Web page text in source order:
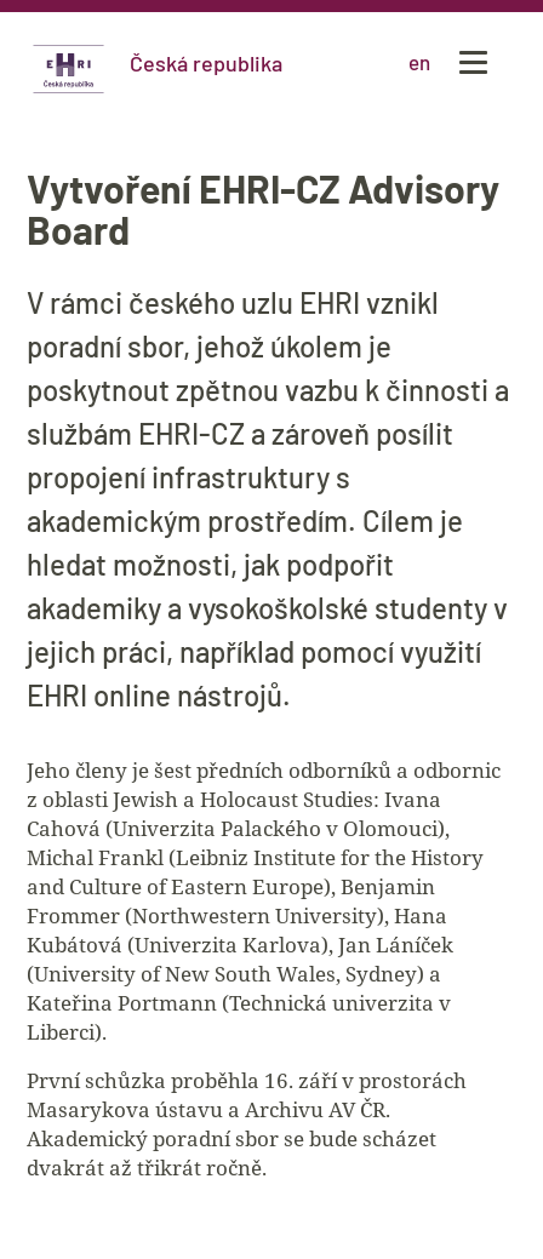
Česká republika en
Vytvoření EHRI-CZ Advisory
Board
V rámci českého uzlu EHRI vznikl
poradní sbor, jehož úkolem je
poskytnout zpětnou vazbu k činnosti a
službám EHRI-CZ a zároveň posílit
propojení infrastruktury s
akademickým prostředím. Cílem je
hledat možnosti, jak podpořit
akademiky a vysokoškolské studenty v
jejich práci, například pomocí využití
EHRI online nástrojů.
Jeho členy je šest předních odborníků a odbornic
z oblasti Jewish a Holocaust Studies: Ivana
Cahová (Univerzita Palackého v Olomouci),
Michal Frankl (Leibniz Institute for the History
and Culture of Eastern Europe), Benjamin
Frommer (Northwestern University), Hana
Kubátová (Univerzita Karlova), Jan Láníček
(University of New South Wales, Sydney) a
Kateřina Portmann (Technická univerzita v
Liberci).
První schůzka proběhla 16. září v prostorách
Masarykova ústavu a Archivu AV ČR.
Akademický poradní sbor se bude scházet
dvakrát až třikrát ročně.